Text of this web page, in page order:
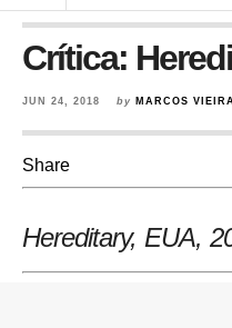
Crítica:
JUN 24, 2018 by MARCOS
Share
Hereditary, EUA,